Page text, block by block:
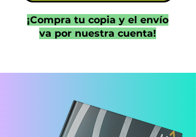
¡Compra tu copia y el envío
va por nuestra cuenta!